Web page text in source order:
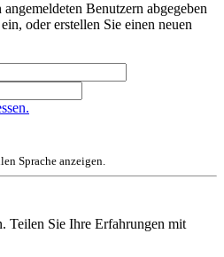
Benutzern abgegeben
oder erstellen Sie einen neuen
Sprache anzeigen.
Teilen Sie Ihre Erfahrungen mit